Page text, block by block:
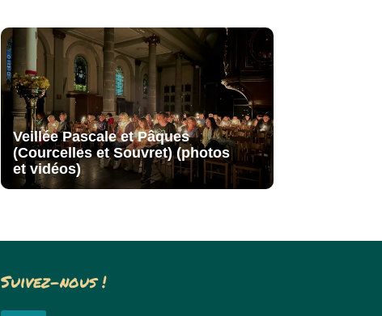
Veillée Pascale et Pâques
(Courcelles et Souvret) (photos
et vidéos)
Suivez-nous !